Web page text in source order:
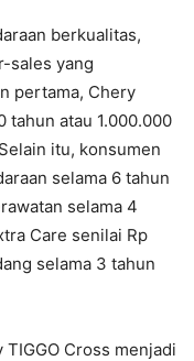
berkualitas,
sales yang
pertama, Chery
tahun atau 1.000.000
itu, konsumen
selama 6 tahun
selama 4
Care senilai Rp
selama 3 tahun
Cross menjadi